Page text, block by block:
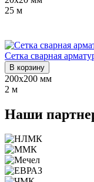
25 м
Сетка сварная
В корзину
200х200 мм
2 м
Наши